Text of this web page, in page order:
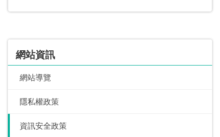
網站資訊
網站導覽
隱私權政策
資訊安全政策